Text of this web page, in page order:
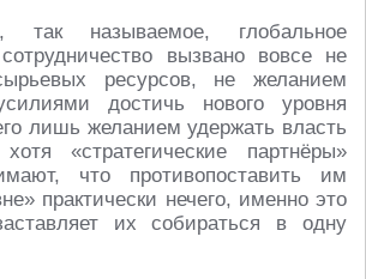
так называемое, глобальное
вызвано вовсе не
ресурсов, не желанием
достичь нового уровня
лишь желанием удержать власть
«стратегические партнёры»
что противопоставить им
практически нечего, именно это
их собираться в одну